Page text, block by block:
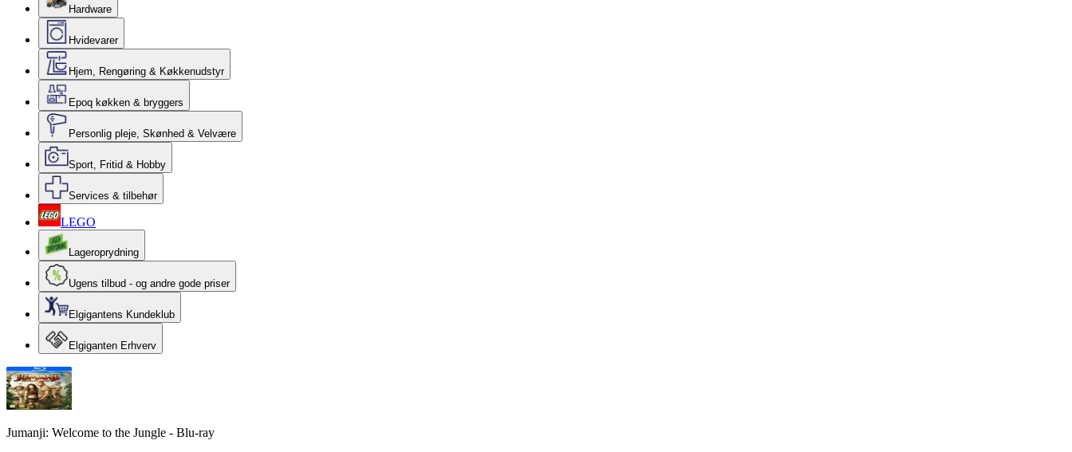
Hardware
Hvidevarer
Hjem, Rengøring & Køkkenudstyr
Epoq køkken & bryggers
Personlig pleje, Skønhed & Velvære
Sport, Fritid & Hobby
Services & tilbehør
LEGO
Lageroprydning
Ugens tilbud - og andre gode priser
Elgigantens Kundeklub
Elgiganten Erhverv
Jumanji: Welcome to the Jungle - Blu-ray